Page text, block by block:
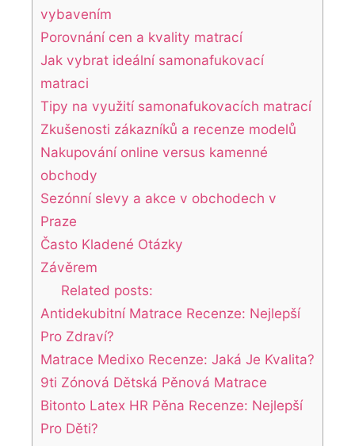
vybavením
Porovnání cen a kvality matrací
Jak vybrat ideální samonafukovací
matraci
Tipy na využití samonafukovacích matrací
Zkušenosti zákazníků a recenze modelů
Nakupování online versus kamenné
obchody
Sezónní slevy a akce v obchodech v
Praze
Často Kladené Otázky
Závěrem
Related posts:
Antidekubitní Matrace Recenze: Nejlepší
Pro Zdraví?
Matrace Medixo Recenze: Jaká Je Kvalita?
9ti Zónová Dětská Pěnová Matrace
Bitonto Latex HR Pěna Recenze: Nejlepší
Pro Děti?